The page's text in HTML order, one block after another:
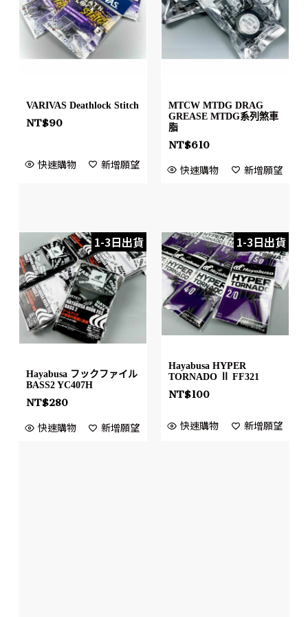
VARIVAS Deathlock Stitch
NT$90
快速購物 新增願望
MTCW MTDG DRAG
GREASE MTDG系列煞車
脂
NT$610
快速購物 新增願望
1-3日出貨
Hayabusa フックファイル
BASS2 YC407H
NT$280
快速購物 新增願望
1-3日出貨
Hayabusa HYPER
TORNADO Ⅱ FF321
NT$100
快速購物 新增願望